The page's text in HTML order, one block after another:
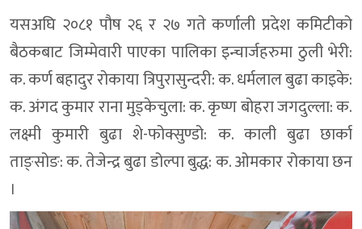
यसअघि २०८१ पौष २६ र २७ गते कर्णाली प्रदेश कमिटीको
बैठकबाट जिम्मेवारी पाएका पालिका इन्चार्जहरुमा ठुली भेरी:
क. कर्ण बहादुर रोकाया त्रिपुरासुन्दरी: क. धर्मलाल बुढा काइके:
क. अंगद कुमार राना मुड्केचुला: क. कृष्ण बोहरा जगदुल्ला: क.
लक्ष्मी कुमारी बुढा शे-फोक्सुण्डो: क. काली बुढा छार्का
ताङ्सोङ: क. तेजेन्द्र बुढा डोल्पा बुद्ध: क. ओमकार रोकाया छन
।